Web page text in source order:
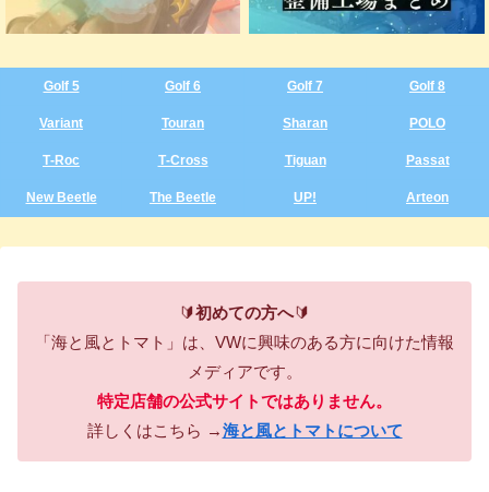
Golf 5 Golf 6 Golf 7 Golf 8
Variant Touran Sharan POLO
T‑Roc T‑Cross Tiguan Passat
New Beetle The Beetle UP! Arteon
🔰初めての方へ🔰
「海と風とトマト」は、VWに興味のある方に向けた情報
メディアです。
特定店舗の公式サイトではありません。
詳しくはこちら →海と風とトマトについて